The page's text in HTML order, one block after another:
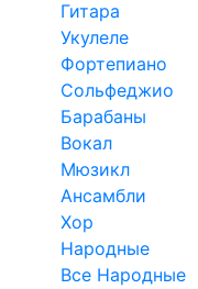
Гитара
Укулеле
Фортепиано
Сольфеджио
Барабаны
Вокал
Мюзикл
Ансамбли
Хор
Народные
Все Народные